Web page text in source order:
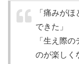
「痛みが
できた」
「生え際
のが楽しく